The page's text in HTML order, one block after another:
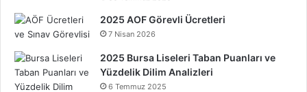
2025 AOF Görevli Ücretleri
7 Nisan 2026
2025 Bursa Liseleri Taban Puanları ve
Yüzdelik Dilim Analizleri
6 Temmuz 2025